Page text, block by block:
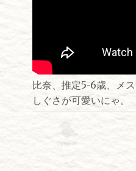
比奈、推定5-6歳、メ
しぐさが可愛いにゃ。